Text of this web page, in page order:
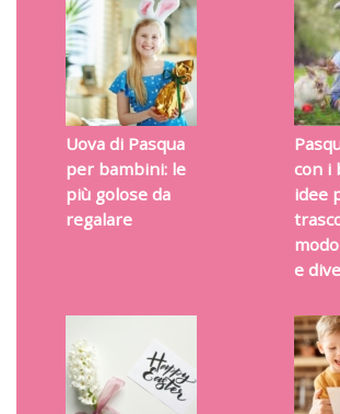
Uova di Pasqua
per bambini: le
più golose da
regalare
con i
idee
e